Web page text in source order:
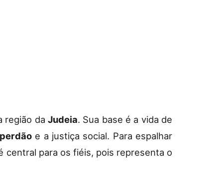
região daJudeia. Sua base é a vida de
perdão e a justiça social. Para espalhar
central para os fiéis, pois representa o